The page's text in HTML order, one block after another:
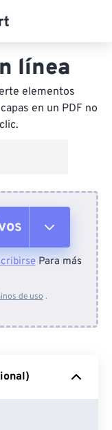
línea
elementos
en un PDF no
Para más
de uso .